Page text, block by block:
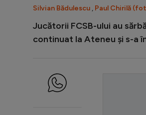
Silvian Bădulescu , Paul Chirilă
Jucătorii FCSB-ului au
continuat la Ateneu și s-a